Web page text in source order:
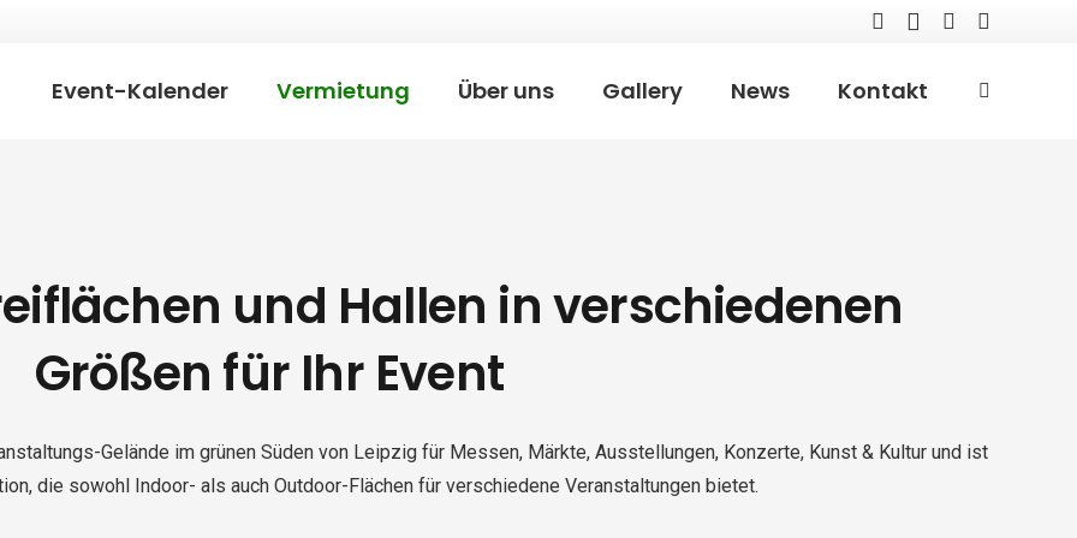
Event-Kalender Vermietung Über uns Gallery News Kontakt
und Hallen in verschiedenen
Größen für Ihr Event
Gelände im grünen Süden von Leipzig für Messen, Märkte, Ausstellungen, Konzerte, Kunst & Kultur und ist
die sowohl Indoor- als auch Outdoor-Flächen für verschiedene Veranstaltungen bietet.